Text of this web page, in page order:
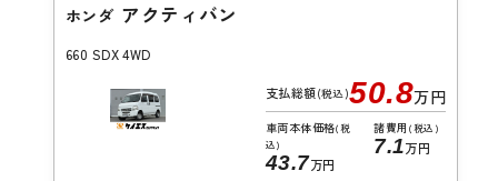
ホンダ アクティバン
660 SDX 4WD
支払総額(税込)50.8万円
車両本体価格(税
込)
43.7万円
諸費用 (税込)
7.1万円